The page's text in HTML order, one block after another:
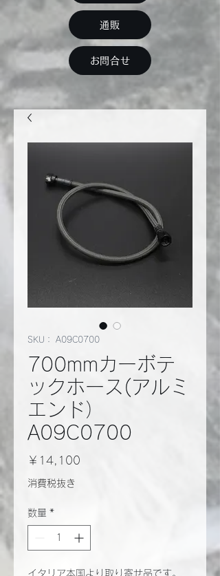
通販
お問合せ
SKU： A09C0700
700mmカーボテ
ックホース(アルミ
エンド）
A09C0700
￥14,100
消費税抜き
数量 *
イタリア本国より取り寄せ品です。